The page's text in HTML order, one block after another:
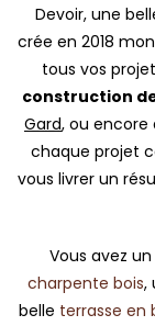
Devoir, une
crée en 2018
tous vos
construction
Gard, ou encore
chaque projet
vous livrer un
Vous avez
charpente bois,
belle terrasse en